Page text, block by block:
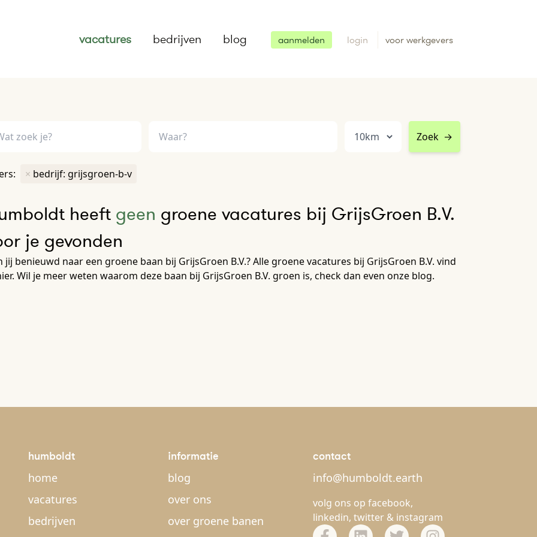
vacatures bedrijven blog aanmelden login voor werkgevers
Zoek →
× bedrijf: grijsgroen-b-v
heeft geen groene vacatures bij GrijsGroen B.V.
je gevonden
jij benieuwd naar een groene baan bij GrijsGroen B.V.? Alle groene vacatures bij GrijsGroen B.V. vind
Wil je meer weten waarom deze baan bij GrijsGroen B.V. groen is, check dan even onze blog.
humboldt
home
vacatures
bedrijven
informatie
blog
over ons
over groene banen
contact
info@humboldt.earth
volg ons op facebook,
linkedin, twitter & instagram